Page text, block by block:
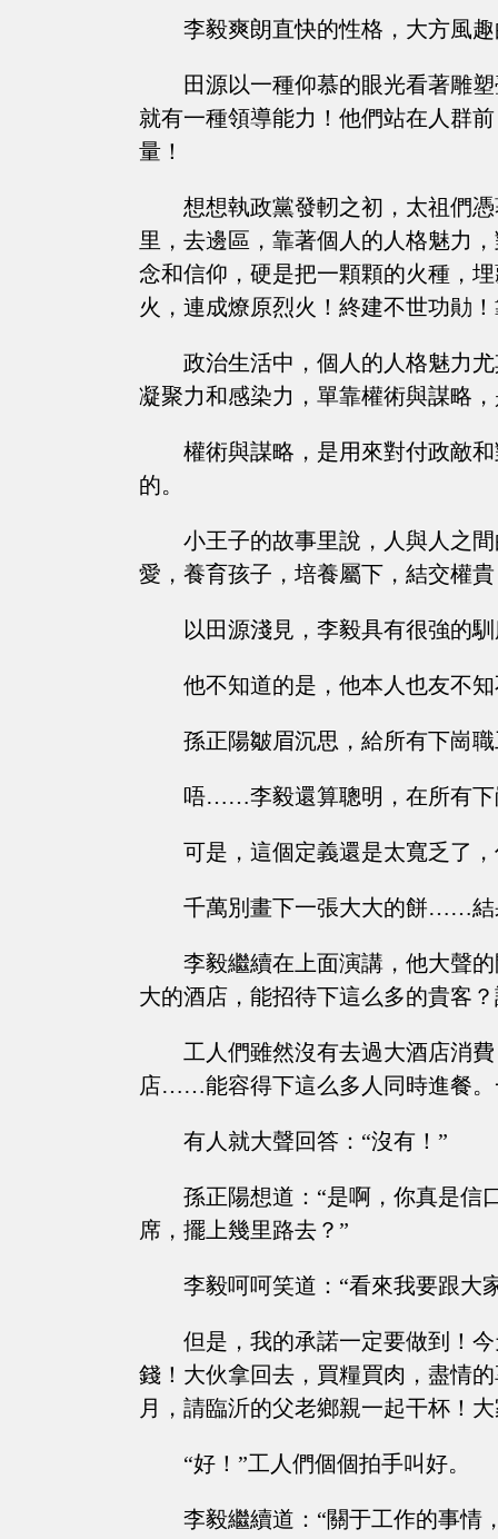
李毅爽朗直快的性格，大方風
田源以一種仰慕的眼光看著雕
就有一種領導能力！他們站在人群
量！
想想執政黨發軔之初，太祖們
里，去邊區，靠著個人的人格魅力
念和信仰，硬是把一顆顆的火種，
火，連成燎原烈火！終建不世功勛
政治生活中，個人的人格魅力
凝聚力和感染力，單靠權術與謀略
權術與謀略，是用來對付政敵
的。
小王子的故事里說，人與人之
愛，養育孩子，培養屬下，結交權
以田源淺見，李毅具有很強的
他不知道的是，他本人也友不
孫正陽皺眉沉思，給所有下崗
唔……李毅還算聰明，在所有下
可是，這個定義還是太寬乏了
千萬別畫下一張大大的餅……結
李毅繼續在上面演講，他大聲
大的酒店，能招待下這么多的貴客
工人們雖然沒有去過大酒店消
店……能容得下這么多人同時進餐
有人就大聲回答：“沒有！”
孫正陽想道：“是啊，你真是信
席，擺上幾里路去？”
李毅呵呵笑道：“看來我要跟大
但是，我的承諾一定要做到！
錢！大伙拿回去，買糧買肉，盡情
月，請臨沂的父老鄉親一起干杯！
“好！”工人們個個拍手叫好。
李毅繼續道：“關于工作的事情